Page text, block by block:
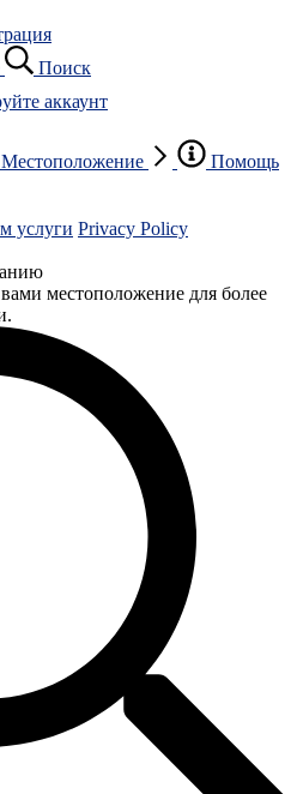
Поиск
аккаунт
Местоположение Помощь
услуги Privacy Policy
местоположение для более